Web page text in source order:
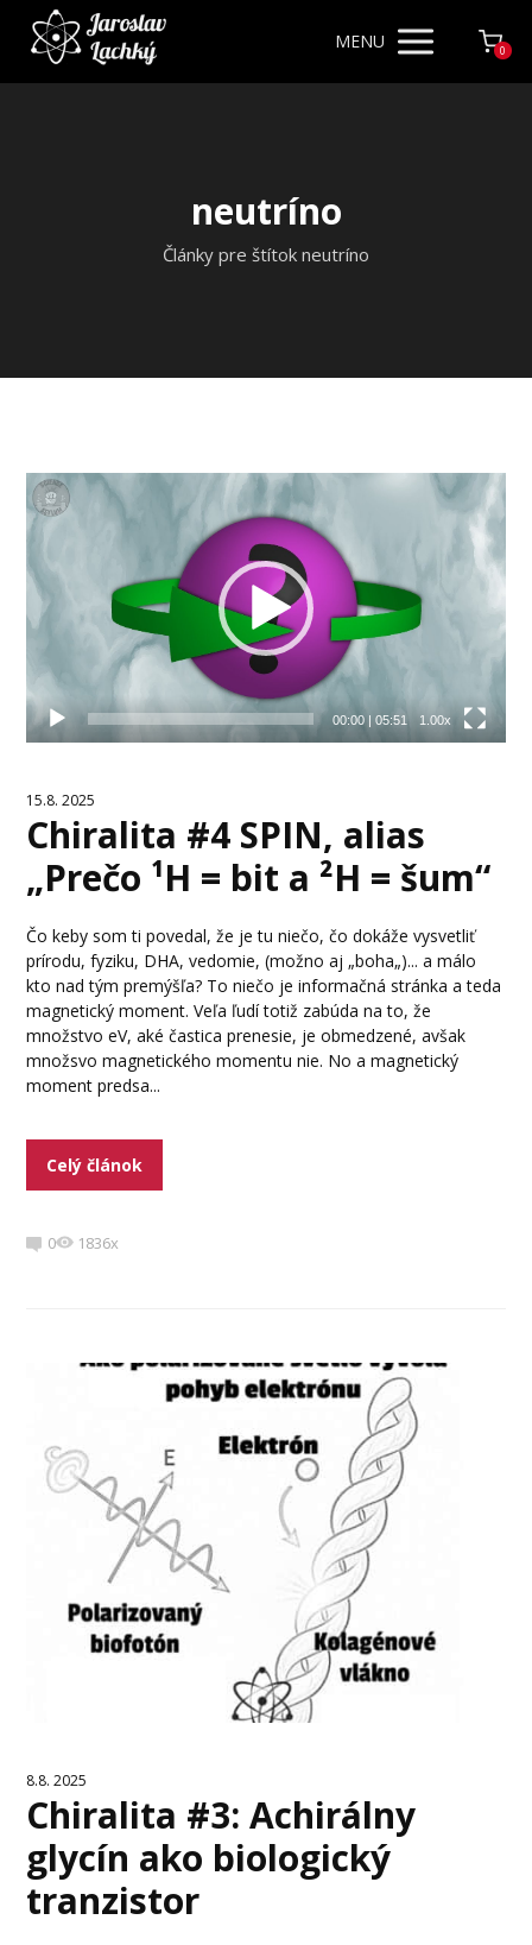
MENU 0
neutríno
Články pre štítok neutríno
Video
prehrávač
00:00| 05:51 1.00x
15.8. 2025
Chiralita #4 SPIN, alias
„Prečo ¹H = bit a ²H = šum“
Čo keby som ti povedal, že je tu niečo, čo dokáže vysvetliť
prírodu, fyziku, DHA, vedomie, (možno aj „boha„)... a málo
kto nad tým premýšľa? To niečo je informačná stránka a teda
magnetický moment. Veľa ľudí totiž zabúda na to, že
množstvo eV, aké častica prenesie, je obmedzené, avšak
množsvo magnetického momentu nie. No a magnetický
moment predsa...
Celý článok
0 1836x
8.8. 2025
Chiralita #3: Achirálny
glycín ako biologický
tranzistor